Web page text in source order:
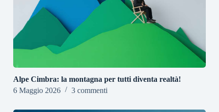
Alpe Cimbra: la montagna per tutti diventa realtà!
6 Maggio 2026
3 commenti